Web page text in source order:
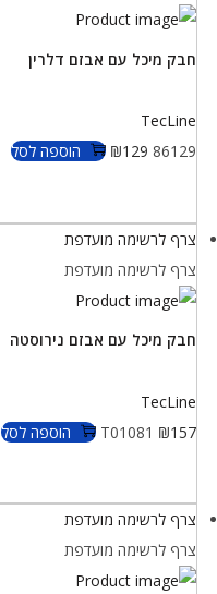
חבק מיכל עם אבזם דלרין
TecLine
86129
₪129 הוספה לסל
צרף לרשימה מועדפת
צרף לרשימה מועדפת
חבק מיכל עם אבזם נירוסטה
TecLine
T01081 ₪157 הוספה לסל
צרף לרשימה מועדפת
צרף לרשימה מועדפת